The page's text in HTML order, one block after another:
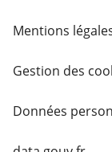
Mentions
Gestion des
Données